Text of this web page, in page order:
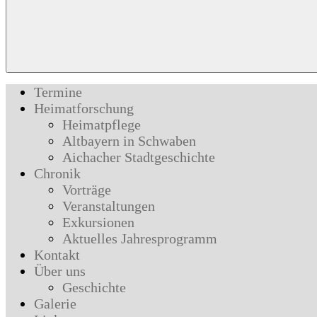
Termine
Heimatforschung
Heimatpflege
Altbayern in Schwaben
Aichacher Stadtgeschichte
Chronik
Vorträge
Veranstaltungen
Exkursionen
Aktuelles Jahresprogramm
Kontakt
Über uns
Geschichte
Galerie